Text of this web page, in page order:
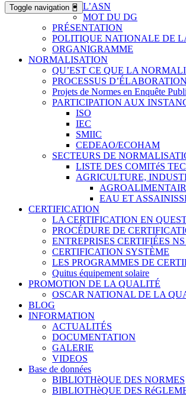
Toggle navigation
L’ASN
MOT DU DG
PRÉSENTATION
POLITIQUE NATIONALE DE
ORGANIGRAMME
NORMALISATION
QU’EST CE QUE LA
PROCESSUS
Projets de Normes en Enquête
PARTICIPATION AUX
ISO
IEC
SMIIC
CEDEAO/ECOHAM
SECTEURS DE
LISTE DES COMITéS
AGRICULTURE,
EAU ET
CERTIFICATION
LA CERTIFICATION EN
PROCÉDURE DE
ENTREPRISES CERTIFIÉES
CERTIFICATION SYSTÈME
LES PROGRAMMES DE
Quitus équipement solaire
PROMOTION DE LA QUALITÉ
OSCAR NATIONAL DE LA
BLOG
INFORMATION
ACTUALITÉS
DOCUMENTATION
GALERIE
VIDEOS
Base de données
BIBLIOTHèQUE DES NORMES
BIBLIOTHèQUE DES